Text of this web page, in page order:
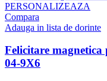
PERSONALIZEAZA
Compara
Adauga in lista de dorinte
Felicitare
04-9X6